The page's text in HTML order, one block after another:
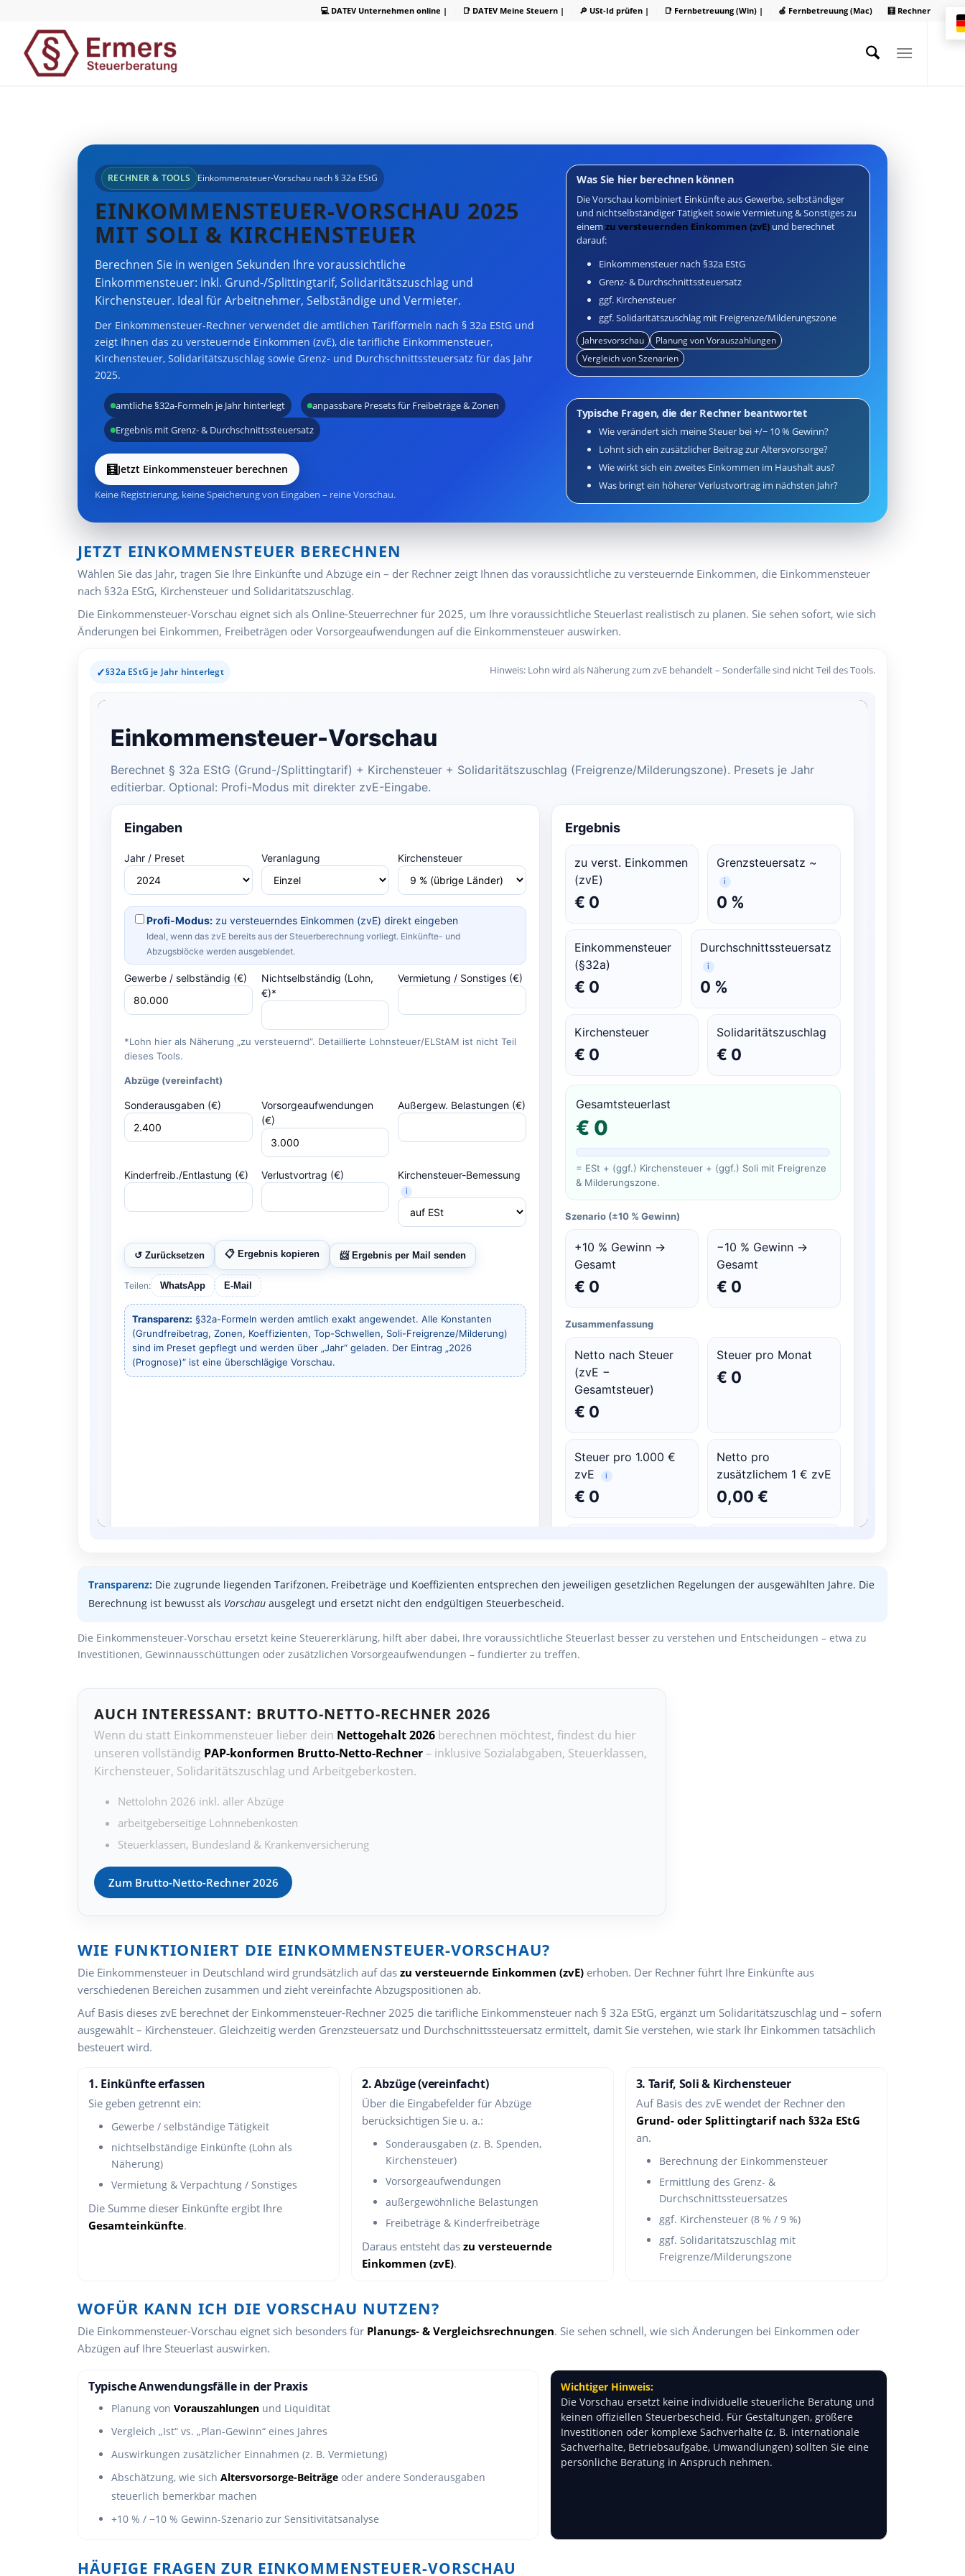
💻 DATEV Unternehmen online | 📑 DATEV Meine Steuern | 🔎 USt-Id prüfen | 📑 Fernbetreuung (Win) | 🍏 Fernbetreuung (Mac) 🧮 Rechner
RECHNER & TOOLS Einkommensteuer-Vorschau nach § 32a EStG
EINKOMMENSTEUER-VORSCHAU 2025
MIT SOLI & KIRCHENSTEUER
Berechnen Sie in wenigen Sekunden Ihre voraussichtliche
Einkommensteuer: inkl. Grund-/Splittingtarif, Solidaritätszuschlag und
Kirchensteuer. Ideal für Arbeitnehmer, Selbständige und Vermieter.
Der Einkommensteuer-Rechner verwendet die amtlichen Tarifformeln nach § 32a EStG und
zeigt Ihnen das zu versteuernde Einkommen (zvE), die tarifliche Einkommensteuer,
Kirchensteuer, Solidaritätszuschlag sowie Grenz- und Durchschnittssteuersatz für das Jahr
2025.
amtliche §32a-Formeln je Jahr hinterlegt
anpassbare Presets für Freibeträge & Zonen
Ergebnis mit Grenz- & Durchschnittssteuersatz
🧮Jetzt Einkommensteuer berechnen
Keine Registrierung, keine Speicherung von Eingaben – reine Vorschau.
Was Sie hier berechnen können
Die Vorschau kombiniert Einkünfte aus Gewerbe, selbständiger
und nichtselbständiger Tätigkeit sowie Vermietung & Sonstiges zu
einem zu versteuernden Einkommen (zvE) und berechnet
darauf:
Einkommensteuer nach §32a EStG
Grenz- & Durchschnittssteuersatz
ggf. Kirchensteuer
ggf. Solidaritätszuschlag mit Freigrenze/Milderungszone
Jahresvorschau
Planung von Vorauszahlungen
Vergleich von Szenarien
Typische Fragen, die der Rechner beantwortet
Wie verändert sich meine Steuer bei +/− 10 % Gewinn?
Lohnt sich ein zusätzlicher Beitrag zur Altersvorsorge?
Wie wirkt sich ein zweites Einkommen im Haushalt aus?
Was bringt ein höherer Verlustvortrag im nächsten Jahr?
JETZT EINKOMMENSTEUER BERECHNEN
Wählen Sie das Jahr, tragen Sie Ihre Einkünfte und Abzüge ein – der Rechner zeigt Ihnen das voraussichtliche zu versteuernde Einkommen, die Einkommensteuer
nach §32a EStG, Kirchensteuer und Solidaritätszuschlag.
Die Einkommensteuer-Vorschau eignet sich als Online-Steuerrechner für 2025, um Ihre voraussichtliche Steuerlast realistisch zu planen. Sie sehen sofort, wie sich
Änderungen bei Einkommen, Freibeträgen oder Vorsorgeaufwendungen auf die Einkommensteuer auswirken.
✓§32a EStG je Jahr hinterlegt Hinweis: Lohn wird als Näherung zum zvE behandelt – Sonderfälle sind nicht Teil des Tools.
Transparenz: Die zugrunde liegenden Tarifzonen, Freibeträge und Koeffizienten entsprechen den jeweiligen gesetzlichen Regelungen der ausgewählten Jahre. Die
Berechnung ist bewusst als Vorschau ausgelegt und ersetzt nicht den endgültigen Steuerbescheid.
Die Einkommensteuer-Vorschau ersetzt keine Steuererklärung, hilft aber dabei, Ihre voraussichtliche Steuerlast besser zu verstehen und Entscheidungen – etwa zu
Investitionen, Gewinnausschüttungen oder zusätzlichen Vorsorgeaufwendungen – fundierter zu treffen.
AUCH INTERESSANT: BRUTTO-NETTO-RECHNER 2026
Wenn du statt Einkommensteuer lieber dein Nettogehalt 2026 berechnen möchtest, findest du hier
unseren vollständig PAP-konformen Brutto-Netto-Rechner– inklusive Sozialabgaben, Steuerklassen,
Kirchensteuer, Solidaritätszuschlag und Arbeitgeberkosten.
Nettolohn 2026 inkl. aller Abzüge
arbeitgeberseitige Lohnnebenkosten
Steuerklassen, Bundesland & Krankenversicherung
Zum Brutto-Netto-Rechner 2026
WIE FUNKTIONIERT DIE EINKOMMENSTEUER-VORSCHAU?
Die Einkommensteuer in Deutschland wird grundsätzlich auf das zu versteuernde Einkommen (zvE) erhoben. Der Rechner führt Ihre Einkünfte aus
verschiedenen Bereichen zusammen und zieht vereinfachte Abzugspositionen ab.
Auf Basis dieses zvE berechnet der Einkommensteuer-Rechner 2025 die tarifliche Einkommensteuer nach § 32a EStG, ergänzt um Solidaritätszuschlag und – sofern
ausgewählt – Kirchensteuer. Gleichzeitig werden Grenzsteuersatz und Durchschnittssteuersatz ermittelt, damit Sie verstehen, wie stark Ihr Einkommen tatsächlich
besteuert wird.
1. Einkünfte erfassen
Sie geben getrennt ein:
Gewerbe / selbständige Tätigkeit
nichtselbständige Einkünfte (Lohn als
Näherung)
Vermietung & Verpachtung / Sonstiges
Die Summe dieser Einkünfte ergibt Ihre
Gesamteinkünfte.
2. Abzüge (vereinfacht)
Über die Eingabefelder für Abzüge
berücksichtigen Sie u. a.:
Sonderausgaben (z. B. Spenden,
Kirchensteuer)
Vorsorgeaufwendungen
außergewöhnliche Belastungen
Freibeträge & Kinderfreibeträge
Daraus entsteht daszu versteuernde
Einkommen (zvE).
3. Tarif, Soli & Kirchensteuer
Auf Basis des zvE wendet der Rechner den
Grund- oder Splittingtarif nach §32a EStG
an.
Berechnung der Einkommensteuer
Ermittlung des Grenz- &
Durchschnittssteuersatzes
ggf. Kirchensteuer (8 % / 9 %)
ggf. Solidaritätszuschlag mit
Freigrenze/Milderungszone
WOFÜR KANN ICH DIE VORSCHAU NUTZEN?
Die Einkommensteuer-Vorschau eignet sich besonders für Planungs- & Vergleichsrechnungen. Sie sehen schnell, wie sich Änderungen bei Einkommen oder
Abzügen auf Ihre Steuerlast auswirken.
Typische Anwendungsfälle in der Praxis
Planung vonVorauszahlungen und Liquidität
Vergleich „Ist“ vs. „Plan-Gewinn“ eines Jahres
Auswirkungen zusätzlicher Einnahmen (z. B. Vermietung)
Abschätzung, wie sichAltersvorsorge-Beiträge oder andere Sonderausgaben
steuerlich bemerkbar machen
+10 % / −10 % Gewinn-Szenario zur Sensitivitätsanalyse
Wichtiger Hinweis:
Die Vorschau ersetzt keine individuelle steuerliche Beratung und
keinen offiziellen Steuerbescheid. Für Gestaltungen, größere
Investitionen oder komplexe Sachverhalte (z. B. internationale
Sachverhalte, Betriebsaufgabe, Umwandlungen) sollten Sie eine
persönliche Beratung in Anspruch nehmen.
HÄUFIGE FRAGEN ZUR EINKOMMENSTEUER-VORSCHAU